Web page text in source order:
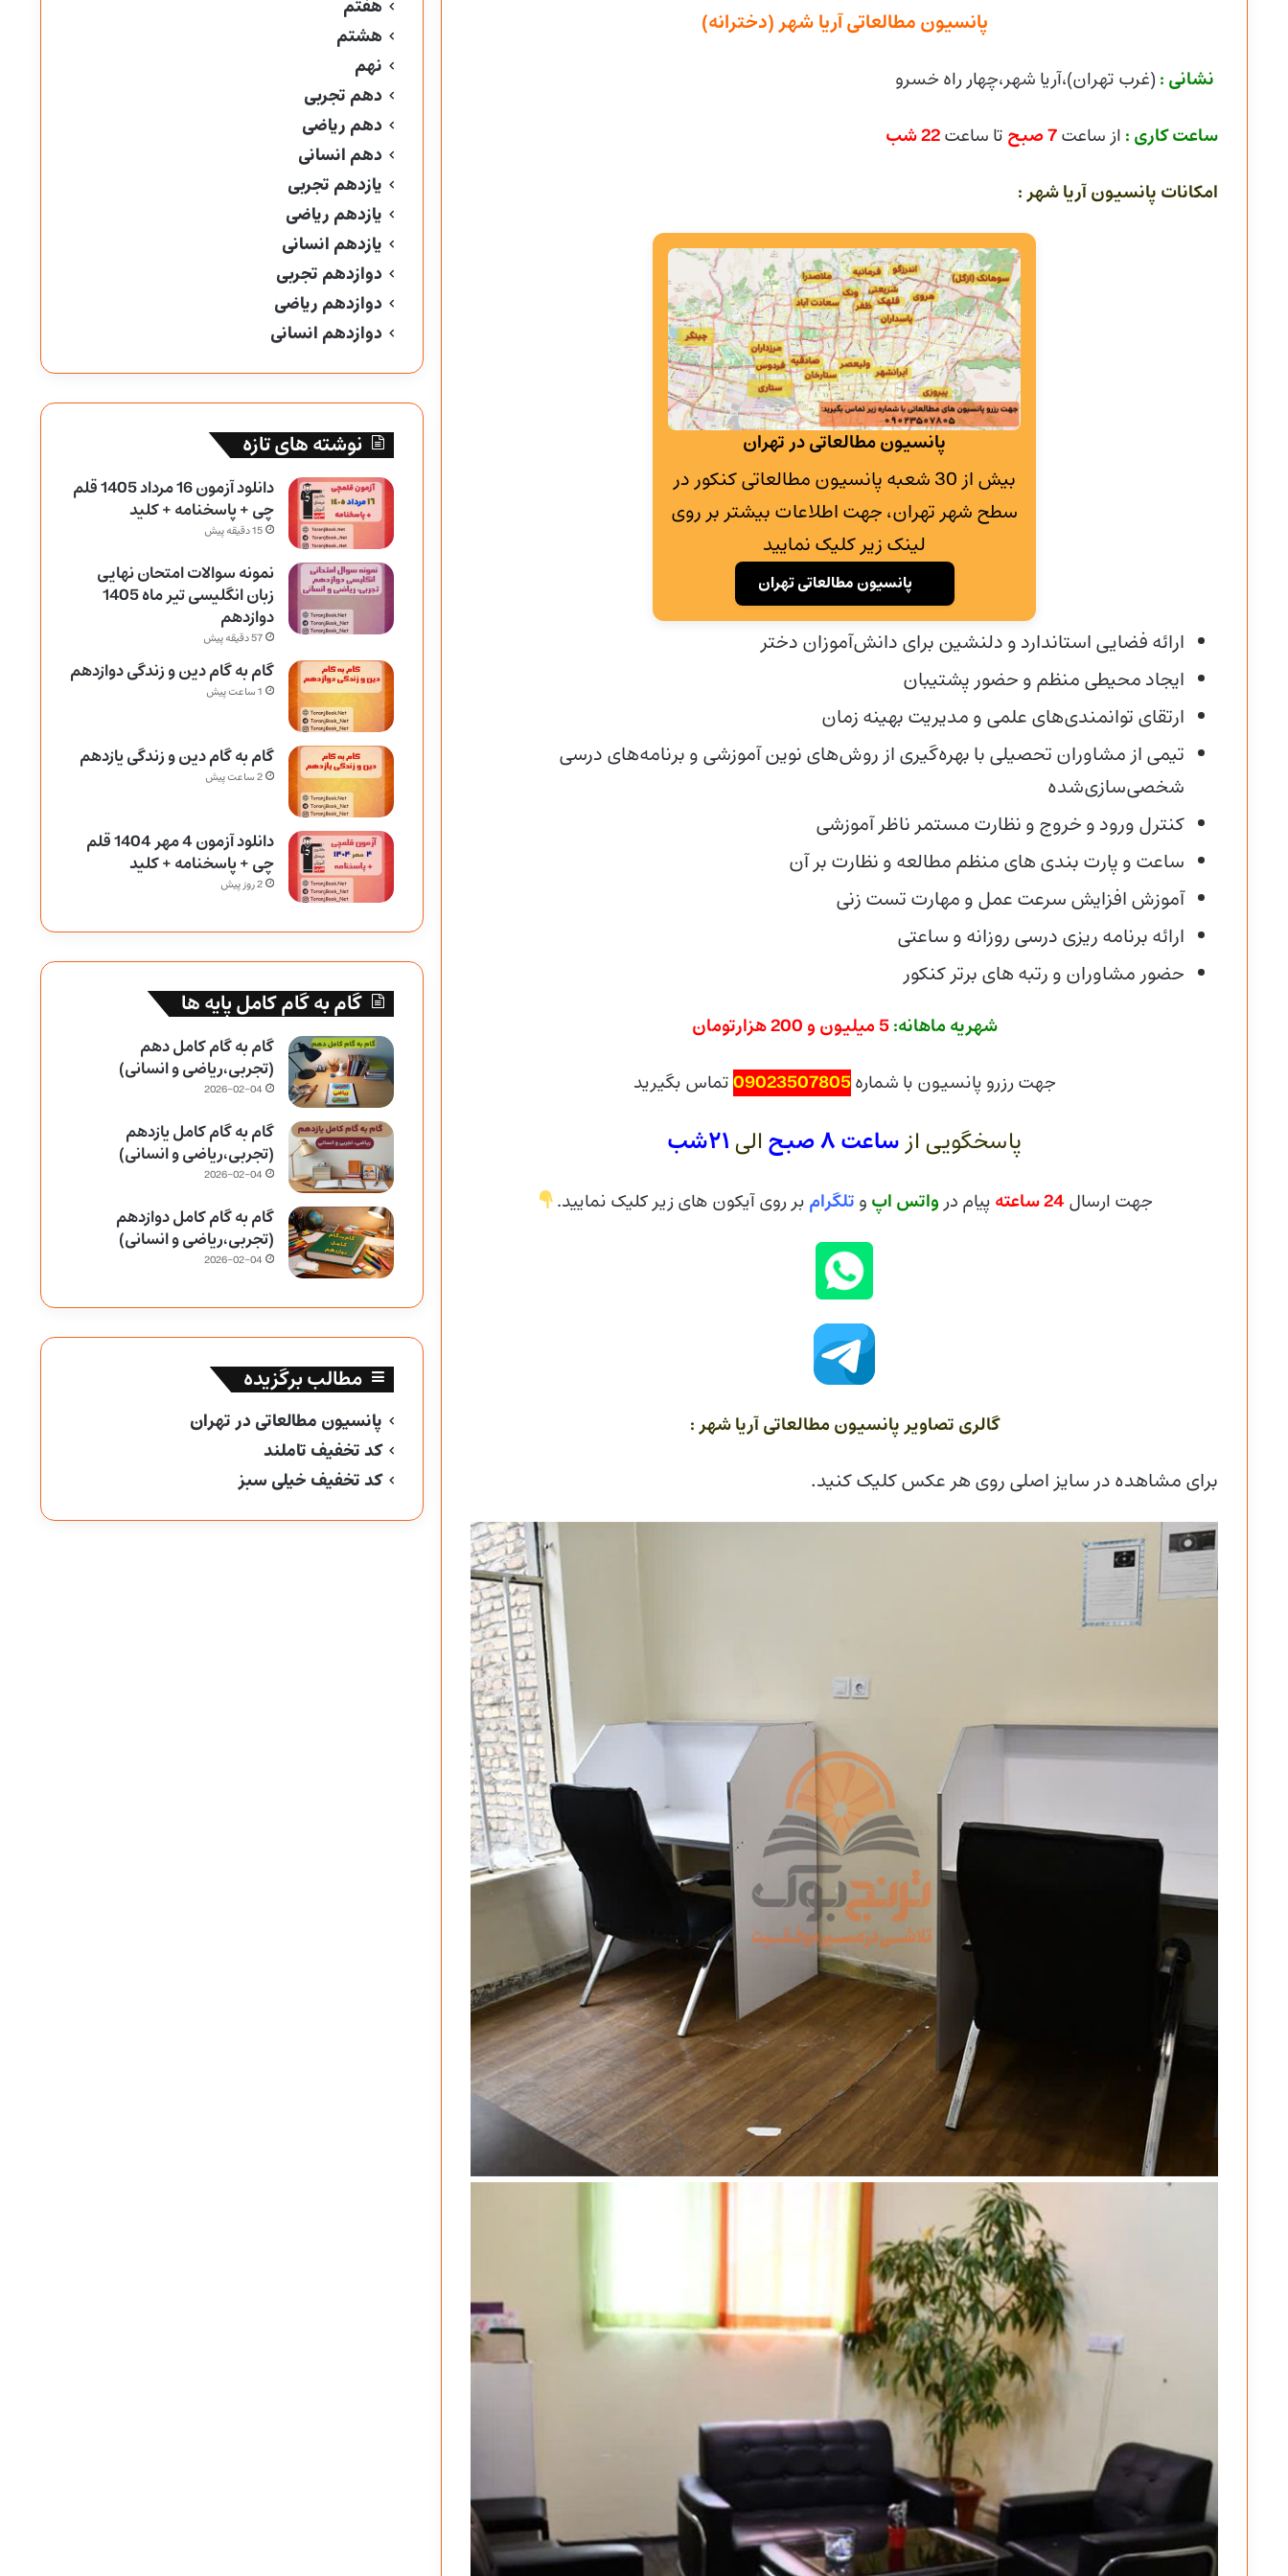
پانسیون مطالعاتی آریا شهر (دخترانه)
نشانی : (غرب تهران)،آریا شهر،چهار راه خسرو
ساعت کاری : از ساعت7صبح تا ساعت22 شب
امکانات پانسیون آریا شهر :
پانسیون مطالعاتی در تهران
بیش از 30 شعبه پانسیون مطالعاتی کنکور در
سطح شهر تهران، جهت اطلاعات بیشتر بر روی
لینک زیر کلیک نمایید
پانسیون مطالعاتی تهران
ارائه فضایی استاندارد و دلنشین برای دانش‌آموزان دختر
ایجاد محیطی منظم و حضور پشتیبان
ارتقای توانمندی‌های علمی و مدیریت بهینه زمان
تیمی از مشاوران تحصیلی با بهره‌گیری از روش‌های نوین آموزشی و برنامه‌های درسی
شخصی‌سازی‌شده
کنترل ورود و خروج و نظارت مستمر ناظر آموزشی
ساعت و پارت بندی های منظم مطالعه و نظارت بر آن
آموزش افزایش سرعت عمل و مهارت تست زنی
ارائه برنامه ریزی درسی روزانه و ساعتی
حضور مشاوران و رتبه های برتر کنکور
شهریه ماهانه:5 میلیون و 200 هزارتومان
جهت رزرو پانسیون با شماره09023507805تماس بگیرید
پاسخگویی ازساعت ۸ صبح الی
جهت ارسال24 ساعته پیام در واتس اپ و تلگرام بر روی آیکون های زیر کلیک نمایید.
گالری تصاویر پانسیون مطالعاتی آریا شهر :
برای مشاهده در سایز اصلی روی هر عکس کلیک کنید.
هفتم
هشتم
نهم
دهم تجربی
دهم ریاضی
دهم انسانی
یازدهم تجربی
یازدهم ریاضی
یازدهم انسانی
دوازدهم تجربی
دوازدهم ریاضی
دوازدهم انسانی
نوشته های تازه
دانلود آزمون 16 مرداد 1405 قلم
چی + پاسخنامه + کلید
15 دقیقه پیش
نمونه سوالات امتحان نهایی
زبان انگلیسی تیر ماه 1405
دوازدهم
57 دقیقه پیش
گام به گام دین و زندگی دوازدهم
1 ساعت پیش
گام به گام دین و زندگی یازدهم
2 ساعت پیش
دانلود آزمون 4 مهر 1404 قلم
چی + پاسخنامه + کلید
2 روز پیش
گام به گام کامل پایه ها
گام به گام کامل دهم
(تجربی،ریاضی و انسانی)
2026-02-04
گام به گام کامل یازدهم
(تجربی،ریاضی و انسانی)
2026-02-04
گام به گام کامل دوازدهم
(تجربی،ریاضی و انسانی)
2026-02-04
مطالب برگزیده
پانسیون مطالعاتی در تهران
کد تخفیف تاملند
کد تخفیف خیلی سبز